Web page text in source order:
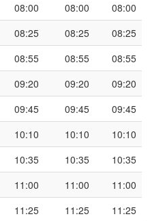
08:00 08:00
08:00
08:25 08:25
08:25
08:55 08:55
08:55
09:20 09:20
09:20
09:45 09:45
09:45
10:10 10:10
10:10
10:35 10:35
10:35
11:00 11:00
11:00
11:25 11:25
11:25